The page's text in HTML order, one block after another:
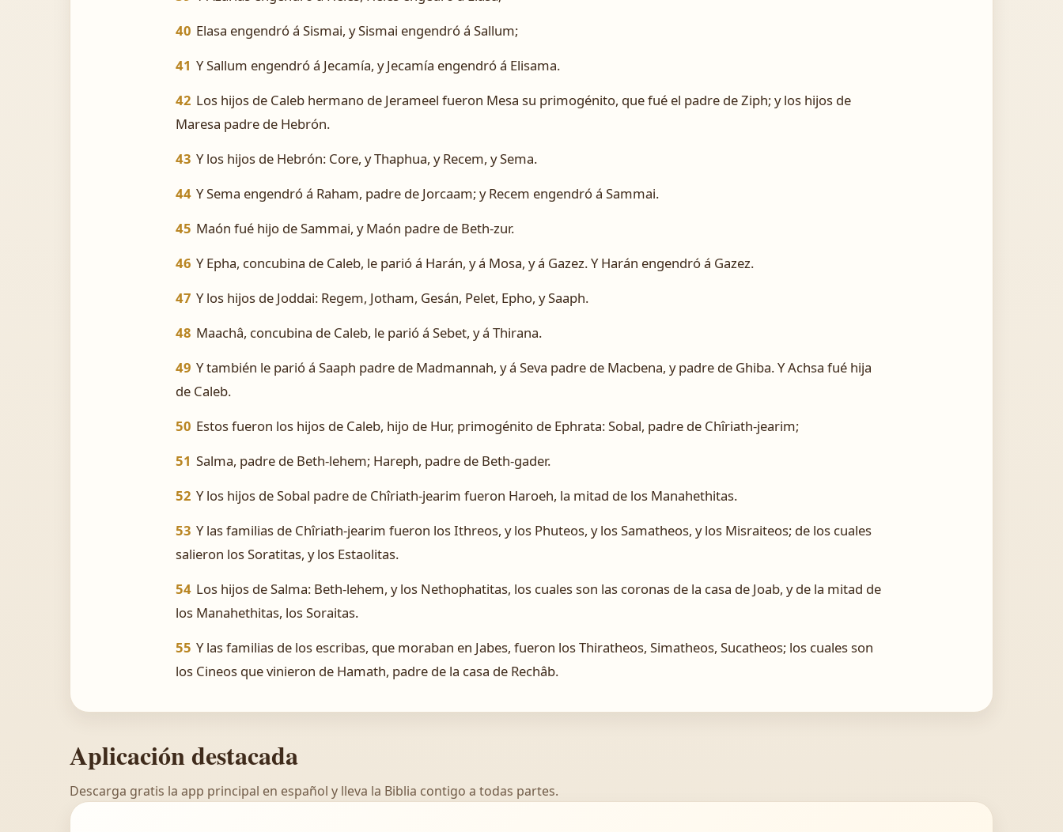
40 Elasa engendró á Sismai, y Sismai engendró á Sallum;
41 Y Sallum engendró á Jecamía, y Jecamía engendró á Elisama.
42 Los hijos de Caleb hermano de Jerameel fueron Mesa su primogénito, que fué el padre de Ziph; y los hijos de
Maresa padre de Hebrón.
43 Y los hijos de Hebrón: Core, y Thaphua, y Recem, y Sema.
44 Y Sema engendró á Raham, padre de Jorcaam; y Recem engendró á Sammai.
45 Maón fué hijo de Sammai, y Maón padre de Beth-zur.
46 Y Epha, concubina de Caleb, le parió á Harán, y á Mosa, y á Gazez. Y Harán engendró á Gazez.
47 Y los hijos de Joddai: Regem, Jotham, Gesán, Pelet, Epho, y Saaph.
48 Maachâ, concubina de Caleb, le parió á Sebet, y á Thirana.
49 Y también le parió á Saaph padre de Madmannah, y á Seva padre de Macbena, y padre de Ghiba. Y Achsa fué hija
de Caleb.
50 Estos fueron los hijos de Caleb, hijo de Hur, primogénito de Ephrata: Sobal, padre de Chîriath-jearim;
51 Salma, padre de Beth-lehem; Hareph, padre de Beth-gader.
52 Y los hijos de Sobal padre de Chîriath-jearim fueron Haroeh, la mitad de los Manahethitas.
53 Y las familias de Chîriath-jearim fueron los Ithreos, y los Phuteos, y los Samatheos, y los Misraiteos; de los cuales
salieron los Soratitas, y los Estaolitas.
54 Los hijos de Salma: Beth-lehem, y los Nethophatitas, los cuales son las coronas de la casa de Joab, y de la mitad de
los Manahethitas, los Soraitas.
55 Y las familias de los escribas, que moraban en Jabes, fueron los Thiratheos, Simatheos, Sucatheos; los cuales son
los Cineos que vinieron de Hamath, padre de la casa de Rechâb.
Aplicación destacada
Descarga gratis la app principal en español y lleva la Biblia contigo a todas partes.